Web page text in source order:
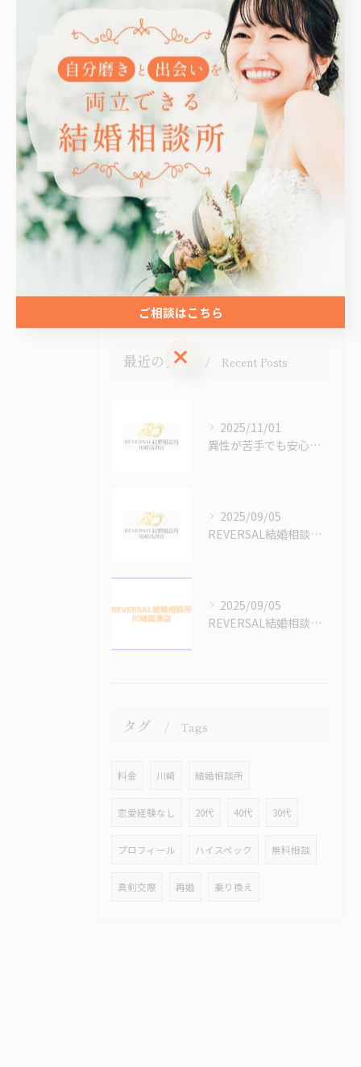
カテゴリー Categories
全てのカテゴリー
オンライン
お見合い
女性
成婚
男性
最近の投稿 Recent Posts
2025/11/01
異性が苦手でも安心できる結婚相談所のオンラインサポート体制
2025/09/05
REVERSAL結婚相談所川崎高津店の結婚相談所の料金はいくらかかるの？
2025/09/05
REVERSAL結婚相談所のサイトをリニューアルしてます！
タグ Tags
料金 川崎 結婚相談所
恋愛経験なし 20代 40代 30代
プロフィール ハイスペック 無料相談
真剣交際 再婚 乗り換え
ご相談はこちら
ご相談はこちら